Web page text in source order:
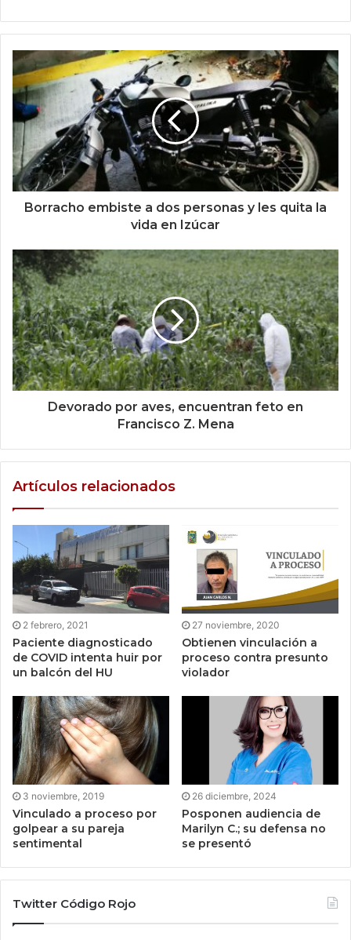
Borracho embiste a dos personas y les quita la
vida en Izúcar
Devorado por aves, encuentran feto en
Francisco Z. Mena
Artículos relacionados
2 febrero, 2021
Paciente diagnosticado
de COVID intenta huir por
un balcón del HU
27 noviembre, 2020
Obtienen vinculación a
proceso contra presunto
violador
3 noviembre, 2019
Vinculado a proceso por
golpear a su pareja
sentimental
26 diciembre, 2024
Posponen audiencia de
Marilyn C.; su defensa no
se presentó
Twitter Código Rojo